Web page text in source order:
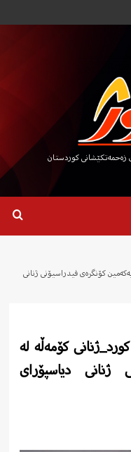
زەحمەتکێشانی کوردستان
کۆنگرەی فیدراسیۆنی ژنانی
کۆمەڵە لە
ژنانی دیاسپۆرای